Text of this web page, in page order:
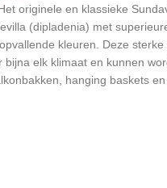
originele en klassieke
(dipladenia) met
kleuren. Deze
bijna elk klimaat en kunnen
hanging baskets en